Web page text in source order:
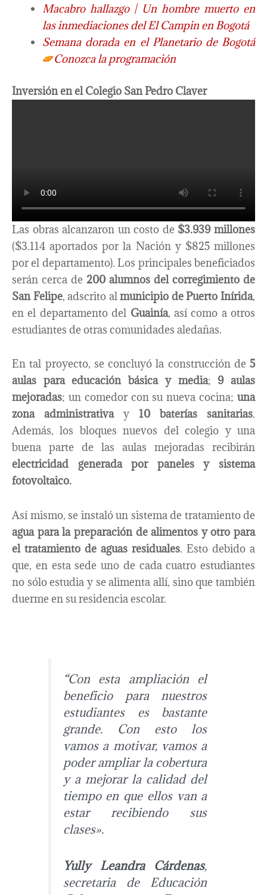
Macabro hallazgo | Un hombre muerto en
las inmediaciones del El Campin en Bogotá
Semana dorada en el Planetario de Bogotá
Conozca la programación
Inversión en el Colegio San Pedro Claver
Las obras alcanzaron un costo de $3.939 millones
($3.114 aportados por la Nación y $825 millones
por el departamento). Los principales beneficiados
serán cerca de 200 alumnos del corregimiento de
San Felipe, adscrito almunicipio de Puerto Inírida,
en el departamento del Guainía, así como a otros
estudiantes de otras comunidades aledañas.
En tal proyecto, se concluyó la construcción de 5
aulas para educación básica y media; 9 aulas
mejoradas; un comedor con su nueva cocina; una
zona administrativay 10 baterías sanitarias.
Además, los bloques nuevos del colegio y una
buena parte de las aulas mejoradas recibirán
electricidad generada por paneles y sistema
fotovoltaico.
Así mismo, se instaló un sistema de tratamiento de
agua para la preparación de alimentos y otro para
el tratamiento de aguas residuales. Esto debido a
que, en esta sede uno de cada cuatro estudiantes
no sólo estudia y se alimenta allí, sino que también
duerme en su residencia escolar.
“Con esta ampliación el
beneficio para nuestros
estudiantes es bastante
grande. Con esto los
vamos a motivar, vamos a
poder ampliar la cobertura
y a mejorar la calidad del
tiempo en que ellos van a
estar recibiendo sus
clases».
Yully Leandra Cárdenas,
secretaria de Educación